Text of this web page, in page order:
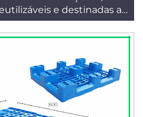
e destinadas a
T31